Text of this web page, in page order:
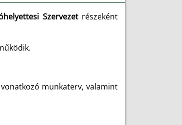
Szervezetrészeként
vonatkozó munkaterv, valamint